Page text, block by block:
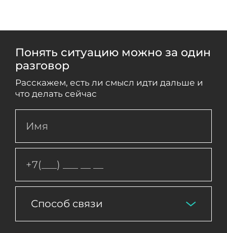
Понять ситуацию можно за один
разговор
Расскажем, есть ли смысл идти дальше и
что делать сейчас
Способ связи